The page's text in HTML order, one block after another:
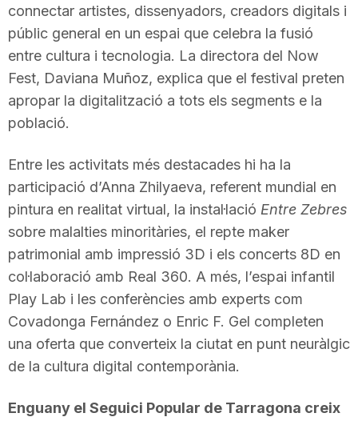
connectar artistes, dissenyadors, creadors digitals i
públic general en un espai que celebra la fusió
entre cultura i tecnologia. La directora del Now
Fest, Daviana Muñoz, explica que el festival preten
apropar la digitalització a tots els segments e la
població.
Entre les activitats més destacades hi ha la
participació d’Anna Zhilyaeva, referent mundial en
pintura en realitat virtual, la instal·lació Entre Zebres
sobre malalties minoritàries, el repte maker
patrimonial amb impressió 3D i els concerts 8D en
col·laboració amb Real 360. A més, l’espai infantil
Play Lab i les conferències amb experts com
Covadonga Fernández o Enric F. Gel completen
una oferta que converteix la ciutat en punt neuràlgic
de la cultura digital contemporània.
Enguany el Seguici Popular de Tarragona creix